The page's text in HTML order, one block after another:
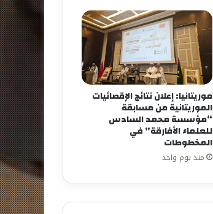
موريتانيا: إعلان نتائج الإقصائيات
الموريتانية من مسابقة
“مؤسسة محمد السادس
للعلماء الأفارقة” في
المخطوطات
منذ يوم واحد